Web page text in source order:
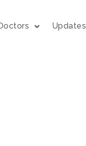
Updates